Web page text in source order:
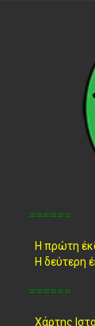
======
Η πρώτη
Η δεύτερη
======
Χάρτης